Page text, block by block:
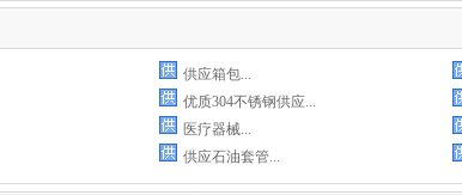
供应箱包...
优质304不锈钢供应...
医疗器械...
供应石油套管...